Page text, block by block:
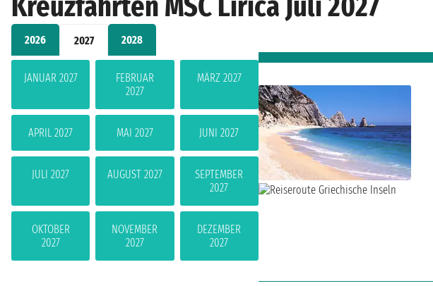
2026 2027 2028
JANUAR 2027
FEBRUAR
2027
MÄRZ 2027
APRIL 2027 MAI 2027 JUNI 2027
JULI 2027 AUGUST 2027
SEPTEMBER
2027
OKTOBER
2027
NOVEMBER
2027
DEZEMBER
2027